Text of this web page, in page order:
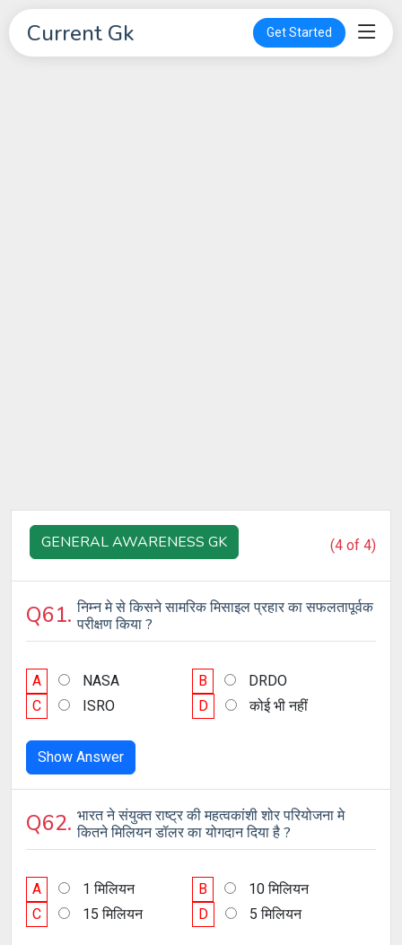
Current Gk Get Started
GENERAL AWARENESS GK (4 of 4)
Q61.निम्न मे से किसने सामरिक मिसाइल प्रहार का सफलतापूर्वक
परीक्षण किया ?
A NASA B
DRDO
C
ISRO D कोई भी नहीं
Show Answer
Q62.भारत ने संयुक्त राष्ट्र की महत्वकांशी शोर परियोजना मे
कितने मिलियन डॉलर का योगदान दिया है ?
A 1 मिलियन B
10 मिलियन
C
15 मिलियन D 5 मिलियन